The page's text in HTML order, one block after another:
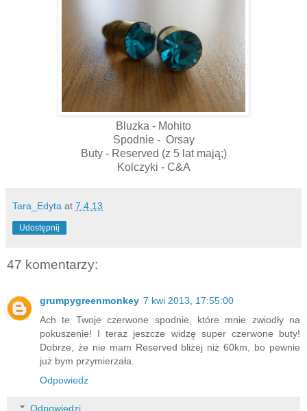
Bluzka - Mohito
Spodnie - Orsay
Buty - Reserved (z 5 lat mają;)
Kolczyki - C&A
Tara_Edyta at 7.4.13
Udostępnij
47 komentarzy:
grumpygreenmonkey 7 kwi 2013, 17:55:00
Ach te Twoje czerwone spodnie, które mnie zwiodły na
pokuszenie! I teraz jeszcze widzę super czerwone buty!
Dobrze, że nie mam Reserved bliżej niż 60km, bo pewnie
już bym przymierzała.
Odpowiedz
Odpowiedzi